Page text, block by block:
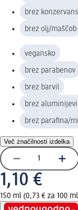
brez
brez olj/maščob
vegansko
brez parabenov
brez barvil
brez
brez parafina/
Več značilnosti izdelka
1,10 €
150 ml (0,73 € za 100